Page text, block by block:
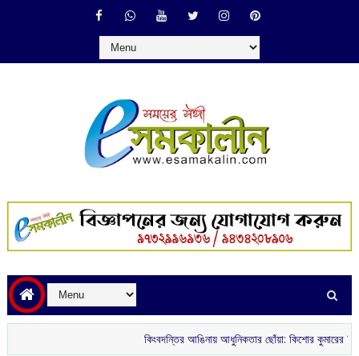
কিংবদন্তির আঙিনায় আধুনিকতার ছোঁয়া: কিশোর কুমারের ‘গৌরী কুঞ্জ’